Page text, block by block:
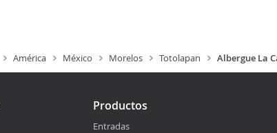
América México Morelos Totolapan Albergue La
Productos
Entradas